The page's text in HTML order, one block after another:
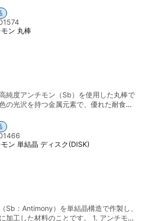
ン 丸棒
純度アンチモン（Sb）を使用した丸棒で
の光沢を持つ金属元素で、優れた耐食性
、さまざまな工業用途や研究用途で使用
ンは主に合金材料として利用されること
金属に添加することで硬度や耐摩耗性を
ます。そのため、電池材料、はんだ材
、研究・実験用途など幅広い分野で活用
途や材料試験用途にも適しています。安
して、工業用途から研究用途まで幅広く
度（Density）：約 6.68 g/cm³
ン 単結晶 ディスク(DISK)
Sb：Antimony）を単結晶構造で作製し、
加工した材料のことです。 1. アンチモン